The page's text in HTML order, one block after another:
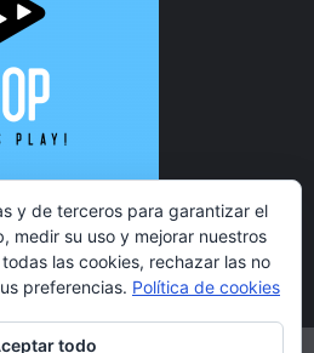
y de terceros para garantizar el
medir su uso y mejorar nuestros
las cookies, rechazar las no
preferencias. Política de cookies
todo